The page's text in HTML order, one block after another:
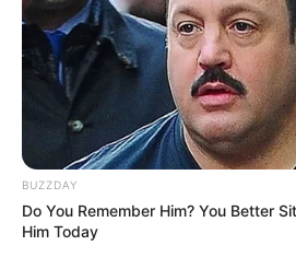
werden. Informationen unter
Eingetragen von Superfly Air
Historische Altstadt von
Altstadt mit
und Museum. Informationen
Eingetragen von dierie.
Zitadelle Wesel - Die im 17.
erbaute Anlage war einmal
BUZZDAY
Do You Remember Him? You Better
Him Today